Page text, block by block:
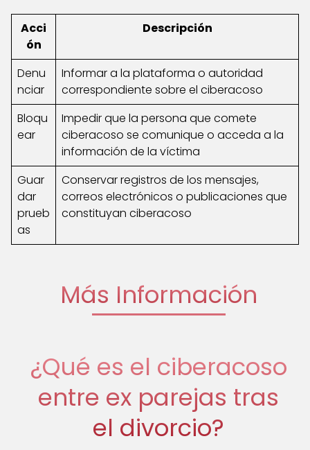
Acci
ón
Descripción
Denu
nciar
Informar a la plataforma o autoridad
correspondiente sobre el ciberacoso
Bloqu
ear
Impedir que la persona que comete
ciberacoso se comunique o acceda a la
información de la víctima
Guar
dar
prueb
as
Conservar registros de los mensajes,
correos electrónicos o publicaciones que
constituyan ciberacoso
Más Información
¿Qué es el ciberacoso
entre ex parejas tras
el divorcio?